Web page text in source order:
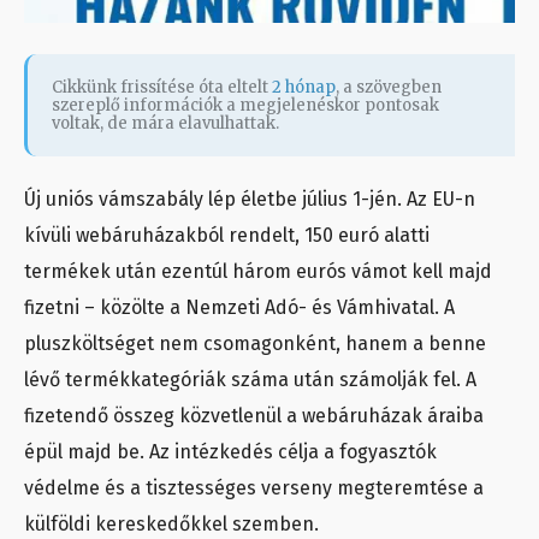
Cikkünk frissítése óta eltelt2 hónap, a szövegben
szereplő információk a megjelenéskor pontosak
voltak, de mára elavulhattak.
Új uniós vámszabály lép életbe július 1-jén. Az EU-n
kívüli webáruházakból rendelt, 150 euró alatti
termékek után ezentúl három eurós vámot kell majd
fizetni – közölte a Nemzeti Adó- és Vámhivatal. A
pluszköltséget nem csomagonként, hanem a benne
lévő termékkategóriák száma után számolják fel. A
fizetendő összeg közvetlenül a webáruházak áraiba
épül majd be. Az intézkedés célja a fogyasztók
védelme és a tisztességes verseny megteremtése a
külföldi kereskedőkkel szemben.